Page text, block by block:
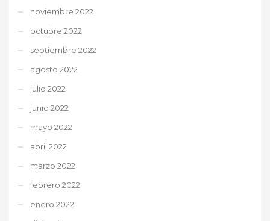
noviembre 2022
octubre 2022
septiembre 2022
agosto 2022
julio 2022
junio 2022
mayo 2022
abril 2022
marzo 2022
febrero 2022
enero 2022